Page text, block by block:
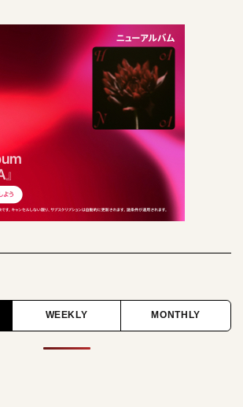
WEEKLY MONTHLY